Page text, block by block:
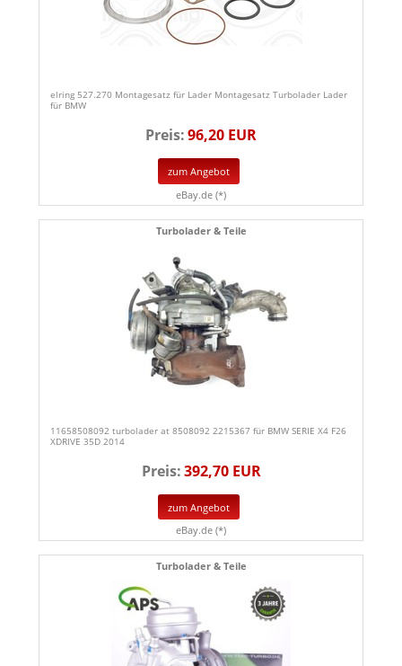
elring 527.270 Montagesatz für Lader Montagesatz Turbolader Lader
für BMW
Preis:96,20 EUR
zum Angebot
eBay.de (*)
Turbolader & Teile
11658508092 turbolader at 8508092 2215367 für BMW SERIE X4 F26
XDRIVE 35D 2014
Preis:392,70 EUR
zum Angebot
eBay.de (*)
Turbolader & Teile